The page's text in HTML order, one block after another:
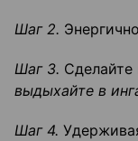
Шаг 2.
Шаг 3.
выдыхайте в
Шаг 4.